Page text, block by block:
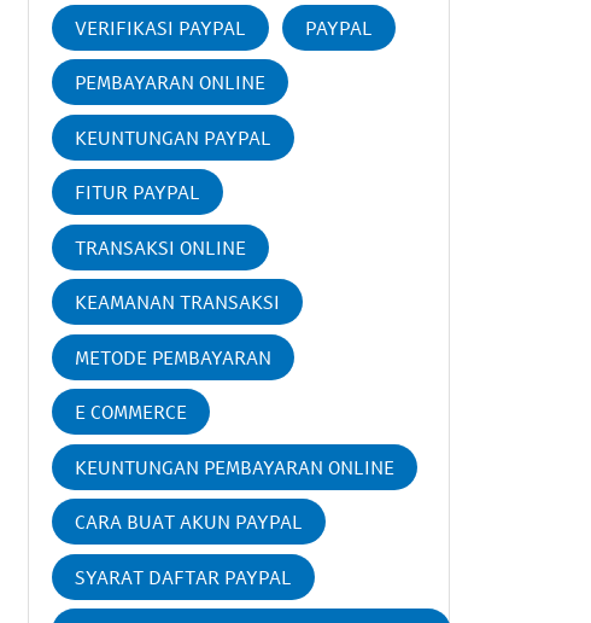
VERIFIKASI PAYPAL PAYPAL
PEMBAYARAN ONLINE
KEUNTUNGAN PAYPAL
FITUR PAYPAL
TRANSAKSI ONLINE
KEAMANAN TRANSAKSI
METODE PEMBAYARAN
E COMMERCE
KEUNTUNGAN PEMBAYARAN ONLINE
CARA BUAT AKUN PAYPAL
SYARAT DAFTAR PAYPAL